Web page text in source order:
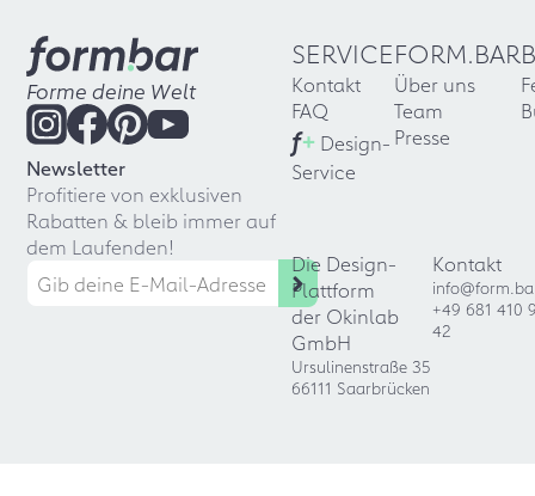
Forme deine Welt
Newsletter
Profitiere von exklusiven
Rabatten & bleib immer auf
dem Laufenden!
SERVICE
Kontakt
FAQ
f+ Design-
Service
FORM.BAR
Über uns
Team
Presse
Die Design-
Plattform
der Okinlab
GmbH
Ursulinenstraße 35
66111 Saarbrücken
Kontakt
+49 681 410
42